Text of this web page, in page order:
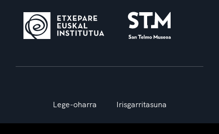
Lege-oharra Irisgarritasuna